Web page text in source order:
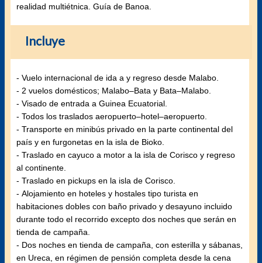
realidad multiétnica. Guía de Banoa.
Incluye
- Vuelo internacional de ida a y regreso desde Malabo.
- 2 vuelos domésticos; Malabo–Bata y Bata–Malabo.
- Visado de entrada a Guinea Ecuatorial.
- Todos los traslados aeropuerto–hotel–aeropuerto.
- Transporte en minibús privado en la parte continental del
país y en furgonetas en la isla de Bioko.
- Traslado en cayuco a motor a la isla de Corisco y regreso
al continente.
- Traslado en pickups en la isla de Corisco.
- Alojamiento en hoteles y hostales tipo turista en
habitaciones dobles con baño privado y desayuno incluido
durante todo el recorrido excepto dos noches que serán en
tienda de campaña.
- Dos noches en tienda de campaña, con esterilla y sábanas,
en Ureca, en régimen de pensión completa desde la cena